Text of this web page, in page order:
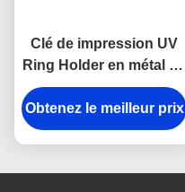
Clé de impression UV
Ring Holder en métal de
Chambre de chariot de
porte-clés mignon
symbolique de forme
Obtenez le meilleur prix